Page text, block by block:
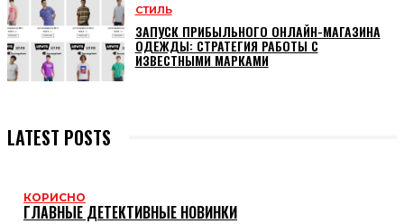
СТИЛЬ
ЗАПУСК ПРИБЫЛЬНОГО ОНЛАЙН-МАГАЗИНА
ОДЕЖДЫ: СТРАТЕГИЯ РАБОТЫ С
ИЗВЕСТНЫМИ МАРКАМИ
LATEST POSTS
КОРИСНО
ГЛАВНЫЕ ДЕТЕКТИВНЫЕ НОВИНКИ